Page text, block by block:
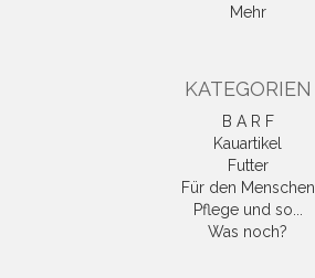
Mehr
KATEGORIEN
B A R F
Kauartikel
Futter
Für den Menschen
Pflege und so...
Was noch?